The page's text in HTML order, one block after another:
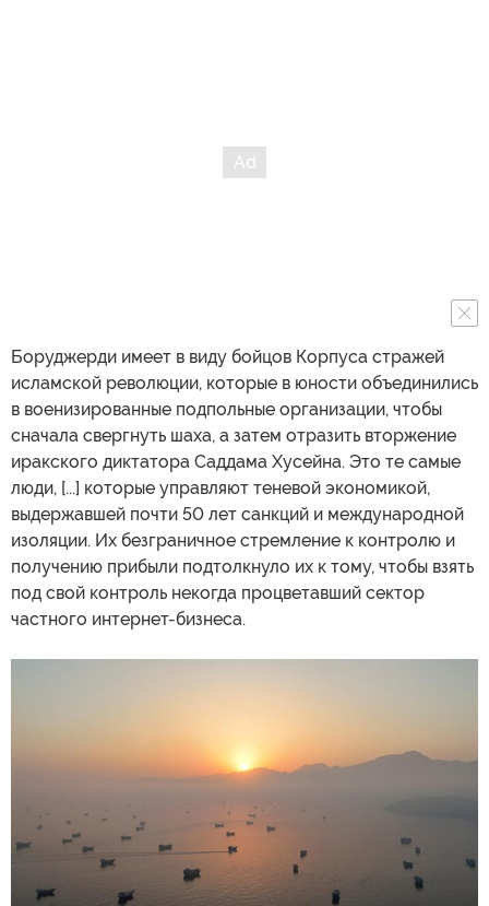
Боруджерди имеет в виду бойцов Корпуса стражей
исламской революции, которые в юности объединились
в военизированные подпольные организации, чтобы
сначала свергнуть шаха, а затем отразить вторжение
иракского диктатора Саддама Хусейна. Это те самые
люди, [...] которые управляют теневой экономикой,
выдержавшей почти 50 лет санкций и международной
изоляции. Их безграничное стремление к контролю и
получению прибыли подтолкнуло их к тому, чтобы взять
под свой контроль некогда процветавший сектор
частного интернет-бизнеса.